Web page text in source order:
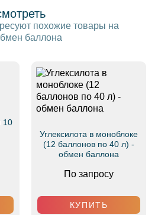
похожие товары на
баллона
10
Углексилота в моноблоке
(12 баллонов по 40 л) -
обмен баллона
По запросу
КУПИТЬ